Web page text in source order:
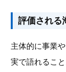
評価される
主体的に事業
実で語れるこ